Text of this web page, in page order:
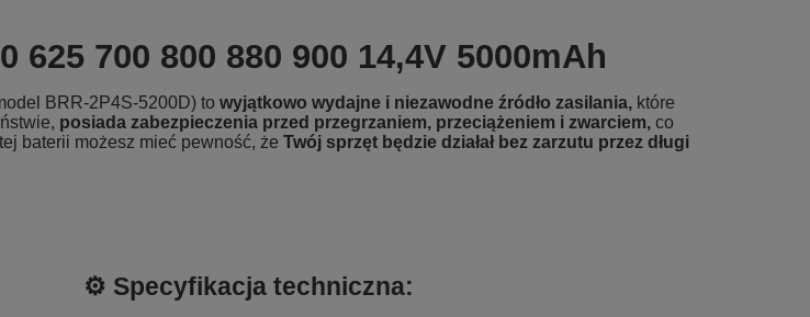
700 800 880 900 14,4V 5000mAh
BRR-2P4S-5200D) to wyjątkowo wydajne i niezawodne źródło zasilania, które
posiada zabezpieczenia przed przegrzaniem, przeciążeniem i zwarciem, co
baterii możesz mieć pewność, że Twój sprzęt będzie działał bez zarzutu przez długi
⚙️ Specyfikacja techniczna: